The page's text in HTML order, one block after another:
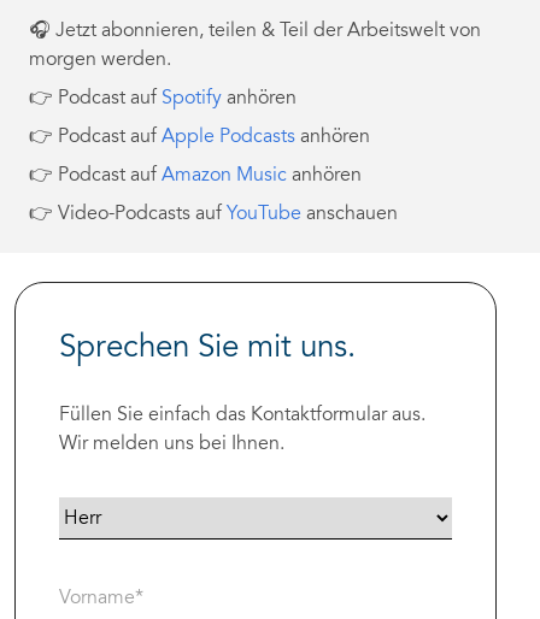
🎧 Jetzt abonnieren, teilen & Teil der Arbeitswelt von
morgen werden.
👉 Podcast auf Spotify anhören
👉 Podcast auf Apple Podcasts anhören
👉 Podcast auf Amazon Music anhören
👉 Video-Podcasts auf YouTube anschauen
Sprechen Sie mit uns.
Füllen Sie einfach das Kontaktformular aus.
Wir melden uns bei Ihnen.